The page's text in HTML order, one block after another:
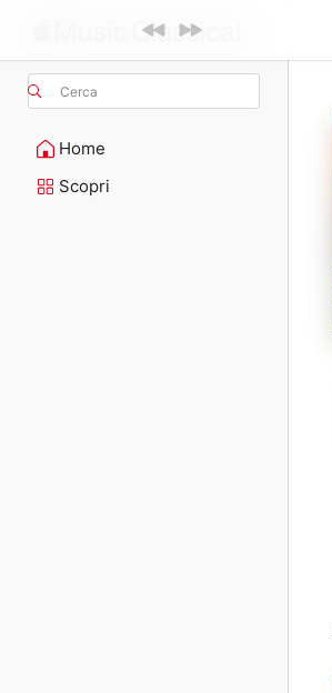
Cerca
Home
Scopri